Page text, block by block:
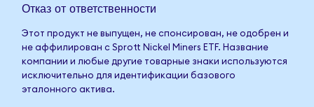
Отказ от ответственности
Этот продукт не выпущен, не спонсирован, не одобрен и
не аффилирован с Sprott Nickel Miners ETF. Название
компании и любые другие товарные знаки используются
исключительно для идентификации базового
эталонного актива.